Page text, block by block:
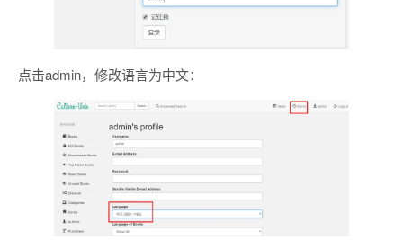
点击admin，修改语言为中文：